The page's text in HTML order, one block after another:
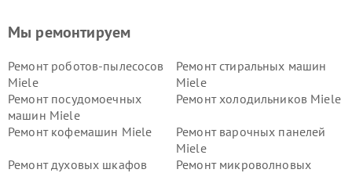
Мы ремонтируем
Ремонт роботов-пылесосов
Miele
Ремонт стиральных машин
Miele
Ремонт посудомоечных
машин Miele
Ремонт холодильников Miele
Ремонт кофемашин Miele
Ремонт варочных панелей
Miele
Ремонт духовых шкафов
Ремонт микроволновых